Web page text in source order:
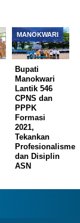
MANOKWARI
Bupati
Manokwari
Lantik 546
CPNS dan
PPPK
Formasi
2021,
Tekankan
Profesionalisme
dan Disiplin
ASN